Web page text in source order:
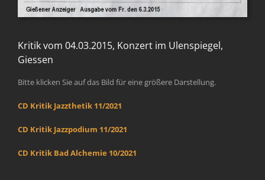
Kritik vom 04.03.2015, Konzert im Ulenspiegel,
Giessen
Bitte klicken Sie auf das Bild für eine größere Darstellung.
CD Kritik Jazzthetik 11/2021
CD Kritik Jazzpodium 11/2021
CD Kritik Bad Alchemie 10/2021